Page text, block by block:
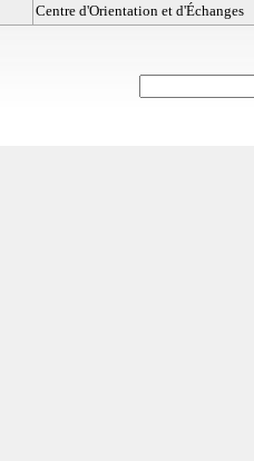
Centre d'Orientation et d'Échanges